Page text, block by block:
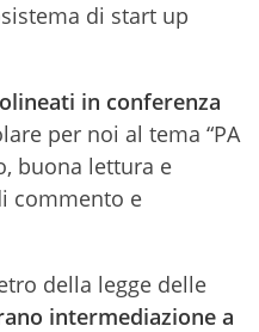
di start up
in conferenza
per noi al tema “PA
buona lettura e
commento e
della legge delle
intermediazione a